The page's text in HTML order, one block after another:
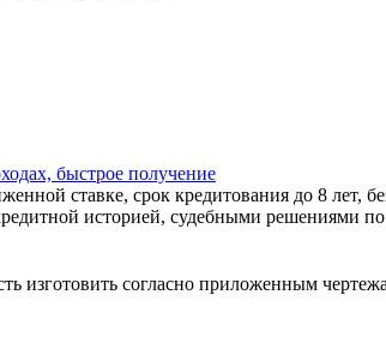
быстрое получение
ставке, срок кредитования до 8 лет,
историей, судебными решениями по
изготовить согласно приложенным